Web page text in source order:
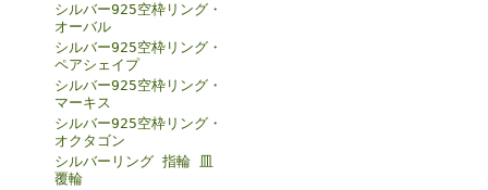
シルバー925空枠リング・
オーバル
シルバー925空枠リング・
ペアシェイプ
シルバー925空枠リング・
マーキス
シルバー925空枠リング・
オクタゴン
シルバーリング 指輪 皿
覆輪